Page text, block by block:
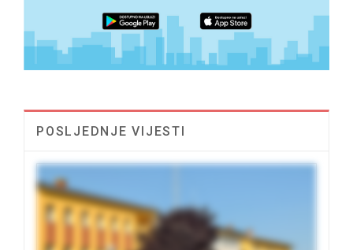
POSLJEDNJE VIJESTI